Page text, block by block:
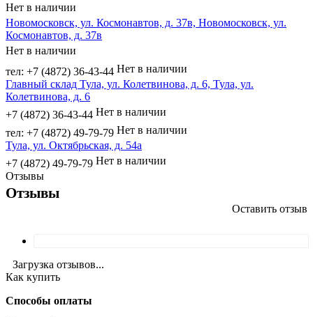
Нет в наличии
Новомосковск, ул. Космонавтов, д. 37в, Новомосковск, ул.
Космонавтов, д. 37в
Нет в наличии
тел: +7 (4872) 36-43-44 Нет в наличии
Главный склад Тула, ул. Колетвинова, д. 6, Тула, ул.
Колетвинова, д. 6
+7 (4872) 36-43-44 Нет в наличии
тел: +7 (4872) 49-79-79 Нет в наличии
Тула, ул. Октябрьская, д. 54а
+7 (4872) 49-79-79 Нет в наличии
Отзывы
Отзывы
Оставить отзыв
Загрузка отзывов...
Как купить
Способы оплаты